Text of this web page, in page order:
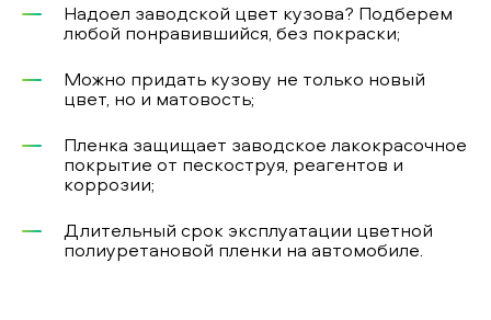
Надоел заводской цвет кузова? Подберем
любой понравившийся, без покраски;
Можно придать кузову не только новый
цвет, но и матовость;
Пленка защищает заводское лакокрасочное
покрытие от пескоструя, реагентов и
коррозии;
Длительный срок эксплуатации цветной
полиуретановой пленки на автомобиле.